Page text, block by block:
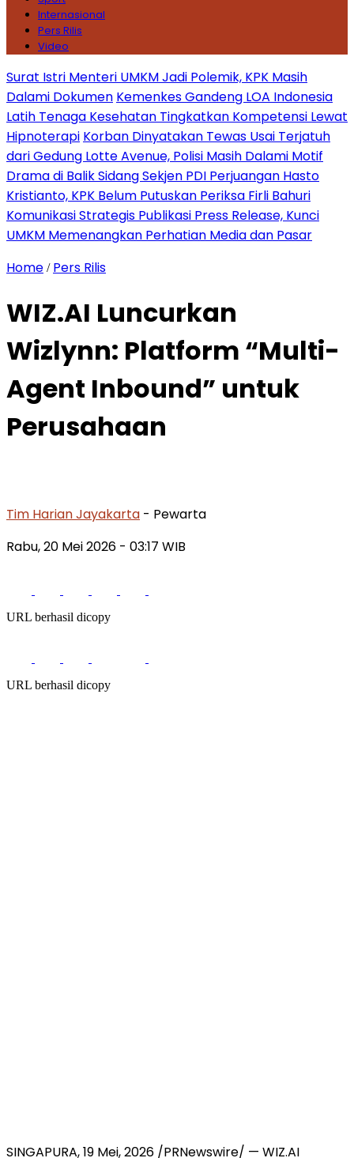
Internasional
Pers Rilis
Video
Surat Istri Menteri UMKM Jadi Polemik, KPK Masih
Dalami Dokumen Kemenkes Gandeng LOA Indonesia
Latih Tenaga Kesehatan Tingkatkan Kompetensi Lewat
Hipnoterapi Korban Dinyatakan Tewas Usai Terjatuh
dari Gedung Lotte Avenue, Polisi Masih Dalami Motif
Drama di Balik Sidang Sekjen PDI Perjuangan Hasto
Kristianto, KPK Belum Putuskan Periksa Firli Bahuri
Komunikasi Strategis Publikasi Press Release, Kunci
UMKM Memenangkan Perhatian Media dan Pasar
Home / Pers Rilis
WIZ.AI Luncurkan
Wizlynn: Platform “Multi-
Agent Inbound” untuk
Perusahaan
Tim Harian Jayakarta - Pewarta
Rabu, 20 Mei 2026 - 03:17 WIB
URL berhasil dicopy
URL berhasil dicopy
SINGAPURA,19 Mei, 2026 /PRNewswire/ — WIZ.AI